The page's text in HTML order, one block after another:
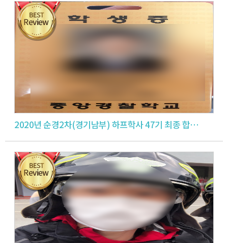
2020년 순경2차(경기남부) 하프학사 47기 최종 합격수기